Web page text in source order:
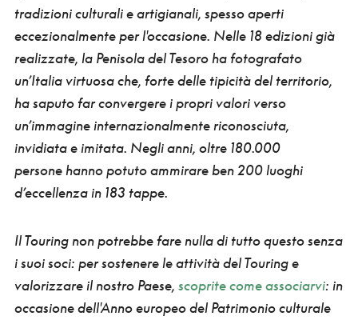
tradizioni culturali e artigianali, spesso aperti
eccezionalmente per l'occasione. Nelle 18 edizioni già
realizzate, la Penisola del Tesoro ha fotografato
un’Italia virtuosache, forte delle tipicità del territorio,
ha saputo far convergere i propri valori verso
un’immagine internazionalmente riconosciuta,
invidiata e imitata. Negli anni, oltre 180.000
persone hanno potuto ammirare ben 200 luoghi
d’eccellenza in 183 tappe.
Il Touring non potrebbe fare nulla di tutto questo senza
i suoi soci: per sostenere le attività del Touring e
valorizzare il nostro Paese, scoprite come associarvi: in
occasione dell'Anno europeo del Patrimonio culturale